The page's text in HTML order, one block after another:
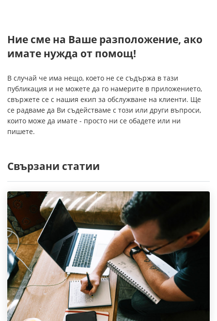
Ние сме на Ваше разположение, ако
имате нужда от помощ!
В случай че има нещо, което не се съдържа в тази
публикация и не можете да го намерите в приложението,
свържете се с нашия екип за обслужване на клиенти. Ще
се радваме да Ви съдействаме с този или други въпроси,
които може да имате - просто ни се обадете или ни
пишете.
Свързани статии